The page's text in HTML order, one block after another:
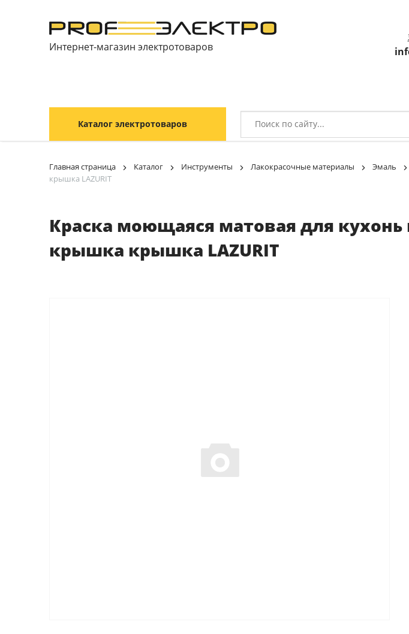
Интернет-магазин электротоваров
Каталог электротоваров
Главная страница Каталог Инструменты Лакокрасочные материалы Эмаль
крышка LAZURIT
Краска моющаяся матовая для кухонь
крышка крышка LAZURIT